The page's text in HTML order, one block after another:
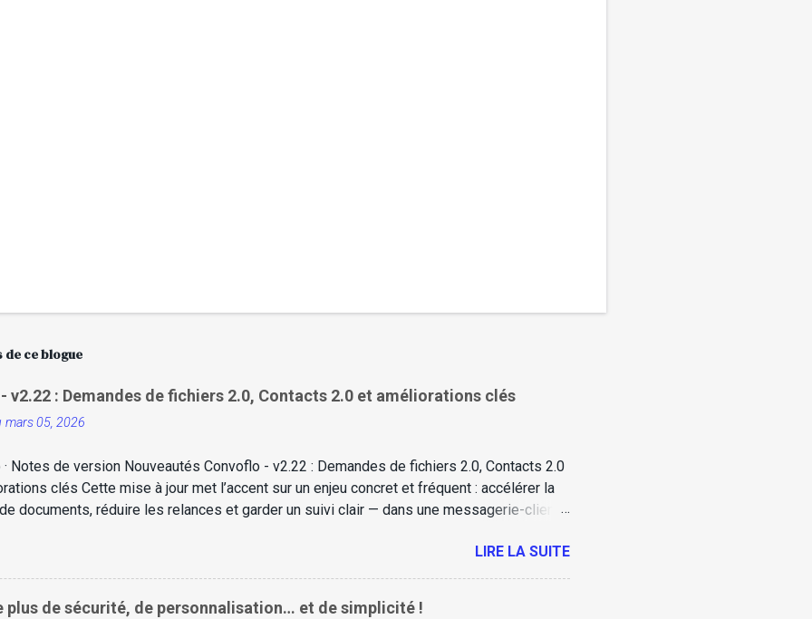
de ce blogue
v2.22 : Demandes de fichiers 2.0, Contacts 2.0 et améliorations clés
mars 05, 2026
· Notes de version Nouveautés Convoflo - v2.22 : Demandes de fichiers 2.0, Contacts 2.0
clés Cette mise à jour met l’accent sur un enjeu concret et fréquent : accélérer la
documents, réduire les relances et garder un suivi clair — dans une messagerie-client
: listes envoyées par courriel, pièces jointes aux noms flous, documents incomplets,
et des dossiers qui avancent moins vite qu’ils ne devraient. Avec Convoflo v2.22 ,
évoluer une fonctionnalité centrale de la plateforme : les Demandes de fichiers v2 .
LIRE LA SUITE
plus de sécurité, de personnalisation… et de simplicité !